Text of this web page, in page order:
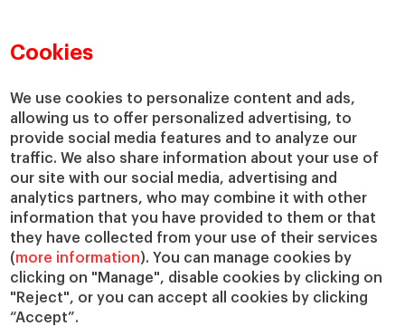
Cookies
We use cookies to personalize content and ads,
allowing us to offer personalized advertising, to
provide social media features and to analyze our
traffic. We also share information about your use of
our site with our social media, advertising and
analytics partners, who may combine it with other
information that you have provided to them or that
they have collected from your use of their services
(more information). You can manage cookies by
clicking on "Manage", disable cookies by clicking on
"Reject", or you can accept all cookies by clicking
“Accept”.
Departamentos académicos
Cátedras
IESE Insight
IESE Publishing
Nuestro impacto
Colabora con el IESE
Servicios
Biblioteca
Canal de Compliance
Capellanía
IESE Shop
Jobs @IESE
Préstamos y becas